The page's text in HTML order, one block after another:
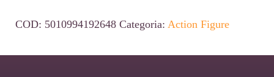
Figures
COD: 5010994192648 Categoria: Action Figure